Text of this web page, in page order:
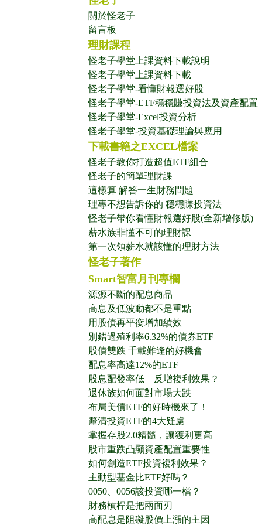
關於怪老子
留言板
理財課程
怪老子學堂上課資料下載說明
怪老子學堂上課資料下載
怪老子學堂-看懂財報選好股
怪老子學堂-ETF穩穩賺投資法及資產配置
怪老子學堂-Excel投資分析
怪老子學堂-投資基礎理論與應用
下載書籍之EXCEL檔案
怪老子教你打造超值ETF組合
怪老子的簡單理財課
這樣算 解答一生財務問題
理專不想告訴你的 穩穩賺投資法
怪老子帶你看懂財報選好股(全新增修版)
薪水族非懂不可的理財課
第一次領薪水就該懂的理財方法
怪老子著作
Smart智富月刊專欄
源源不斷的配息商品
高息及低波動都不是重點
用股債再平衡增加績效
別錯過殖利率6.32%的債券ETF
股債雙跌 千載難逢的好機會
配息率高達12%的ETF
股息配發率低 反增複利效果？
退休族如何面對市場大跌
布局美債ETF的好時機來了！
釐清投資ETF的4大疑慮
掌握存股2.0精髓，讓獲利更高
股市重跌凸顯資產配置重要性
如何創造ETF投資複利效果？
主動型基金比ETF好嗎？
0050、0056該投資哪一檔？
財務槓桿是把兩面刃
高配息是阻礙股價上漲的主因